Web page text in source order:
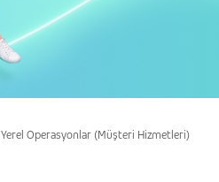
Yerel Operasyonlar (Müşteri Hizmetleri)